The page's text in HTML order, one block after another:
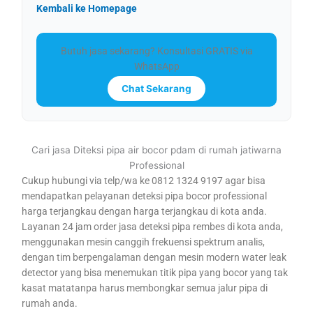
Kembali ke Homepage
Butuh jasa sekarang? Konsultasi GRATIS via
WhatsApp
Chat Sekarang
Cari jasa Diteksi pipa air bocor pdam di rumah jatiwarna
Professional
Cukup hubungi via telp/wa ke 0812 1324 9197 agar bisa
mendapatkan pelayanan deteksi pipa bocor professional
harga terjangkau dengan harga terjangkau di kota anda.
Layanan 24 jam order jasa deteksi pipa rembes di kota anda,
menggunakan mesin canggih frekuensi spektrum analis,
dengan tim berpengalaman dengan mesin modern water leak
detector yang bisa menemukan titik pipa yang bocor yang tak
kasat matatanpa harus membongkar semua jalur pipa di
rumah anda.